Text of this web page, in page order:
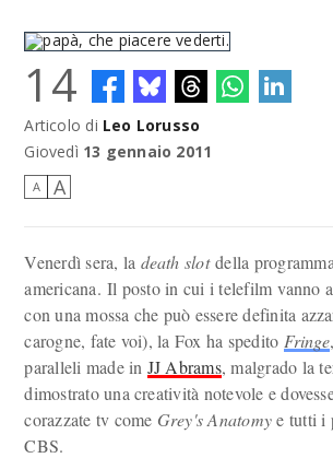
papà, che piacere vederti.
14
Articolo di Leo Lorusso
Giovedì 13 gennaio 2011
A A
Venerdì sera, la death slotdella
americana. Il posto in cui i telefilm vanno
con una mossa che può essere definita
carogne, fate voi), la Fox ha spedito Fringe
paralleli made in JJ Abrams, malgrado la
dimostrato una creatività notevole e
corazzate tv come Grey's Anatomye tutti i
CBS.